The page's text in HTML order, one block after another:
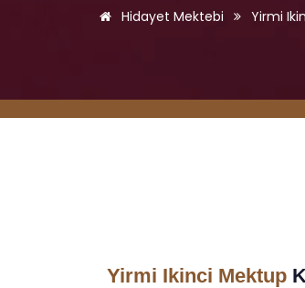
Hidayet Mektebi Yirmi
Yirmi Ikinci Mektup